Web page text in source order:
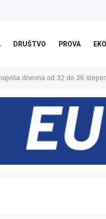
DRUŠTVO PROVA
dnevna od 32 do 36